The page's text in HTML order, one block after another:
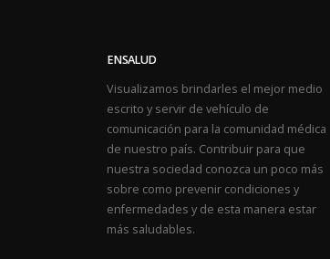
ENSALUD
Visualizamos brindarles el mejor medio
escrito y servir de vehículo de
comunicación para la comunidad médica
de nuestro país. Contribuir para que
nuestra sociedad conozca un poco más
sobre como prevenir condiciones y
enfermedades y de esta manera estar
más saludables.